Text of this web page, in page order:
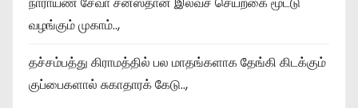
வழங்கும் முகாம்..,
தச்சம்பத்து கிராமத்தில் பல மாதங்களாக தேங்கி கிடக்கும்
குப்பைகளால் சுகாதாரக் கேடு..,